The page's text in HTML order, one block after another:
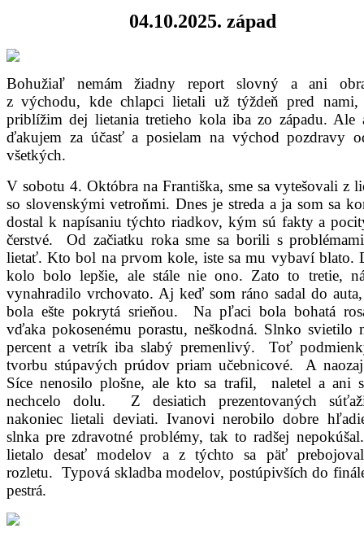
04.10.2025. západ
Bohužiaľ nemám žiadny report slovný a ani
z východu, kde chlapci lietali už týždeň pred nami,
priblížim dej lietania tretieho kola iba zo západu. Ale
ďakujem za účasť a posielam na východ pozdravy
všetkých.
V sobotu 4. Októbra na Františka, sme sa vytešovali z
so slovenskými vetroňmi. Dnes je streda a ja som sa
dostal k napísaniu týchto riadkov, kým sú fakty a
čerstvé. Od začiatku roka sme sa borili s
lietať. Kto bol na prvom kole, iste sa mu vybaví blato.
kolo bolo lepšie, ale stále nie ono. Zato to tretie,
vynahradilo vrchovato. Aj keď som ráno sadal do
bola ešte pokrytá srieňou. Na pľaci bola bohatá
vďaka pokosenému porastu, neškodná. Slnko svietilo
percent a vetrík iba slabý premenlivý. Toť
tvorbu stúpavých prúdov priam učebnicové. A
Síce nenosilo plošne, ale kto sa trafil, naletel a ani
nechcelo dolu. Z desiatich prezentovaných
nakoniec lietali deviati. Ivanovi nerobilo dobre
slnka pre zdravotné problémy, tak to radšej
lietalo desať modelov a z týchto sa päť
rozletu. Typová skladba modelov, postúpivších do
pestrá.